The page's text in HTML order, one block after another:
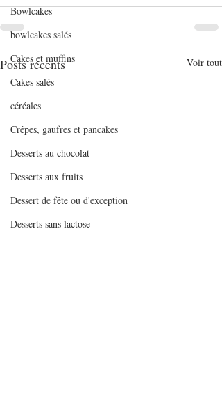
Bowlcakes
bowlcakes salés
Cakes et muffins
Cakes salés
céréales
Crêpes, gaufres et pancakes
Desserts au chocolat
Desserts aux fruits
Dessert de fête ou d'exception
Desserts sans lactose
Posts récents Voir tout